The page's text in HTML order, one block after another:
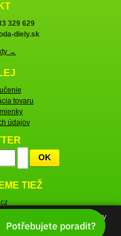
29116023, používame súbory
reklamu. Súhlasíte?
329 629
diely.sk
→
tovaru
údajov
OK
TIEŽ